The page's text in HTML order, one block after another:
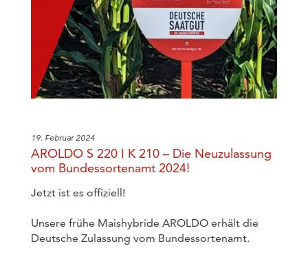
19. Februar 2024
AROLDO S 220 I K 210 – Die Neuzulassung
vom Bundessortenamt 2024!
Jetzt ist es offiziell!
Unsere frühe Maishybride AROLDO erhält die
Deutsche Zulassung vom Bundessortenamt.